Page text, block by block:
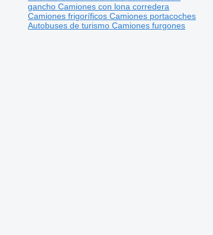
ganchoCamiones con lona corredera
Camiones frigoríficosCamiones portacoches
Autobuses de turismoCamiones furgones